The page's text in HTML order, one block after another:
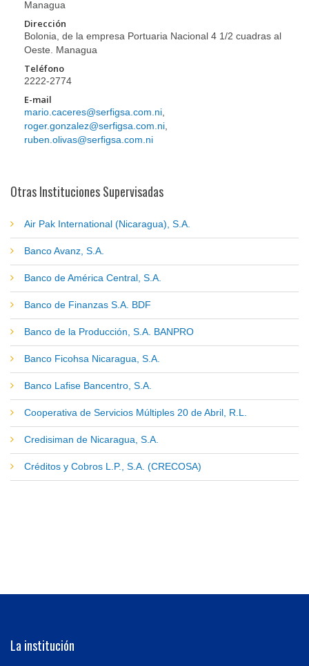
Managua
Dirección
Bolonia, de la empresa Portuaria Nacional 4 1/2 cuadras al
Oeste. Managua
Teléfono
2222-2774
E-mail
mario.caceres@serfigsa.com.ni
roger.gonzalez@serfigsa.com.ni
ruben.olivas@serfigsa.com.ni
Otras Instituciones Supervisadas
Air Pak International (Nicaragua), S.A.
Banco Avanz, S.A.
Banco de América Central, S.A.
Banco de Finanzas S.A. BDF
Banco de la Producción, S.A. BANPRO
Banco Ficohsa Nicaragua, S.A.
Banco Lafise Bancentro, S.A.
Cooperativa de Servicios Múltiples 20 de Abril, R.L.
Credisiman de Nicaragua, S.A.
Créditos y Cobros L.P., S.A. (CRECOSA)
La institución